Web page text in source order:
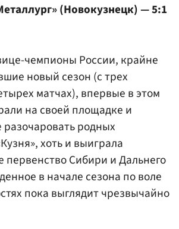
(Новокузнецк) — 5:1
чемпионы России, крайне
новый сезон (с трех
матчах), впервые в этом
на своей площадке и
разочаровать родных
хоть и выиграла
Сибири и Дальнего
в начале сезона по воле
пока выглядит чрезвычайно